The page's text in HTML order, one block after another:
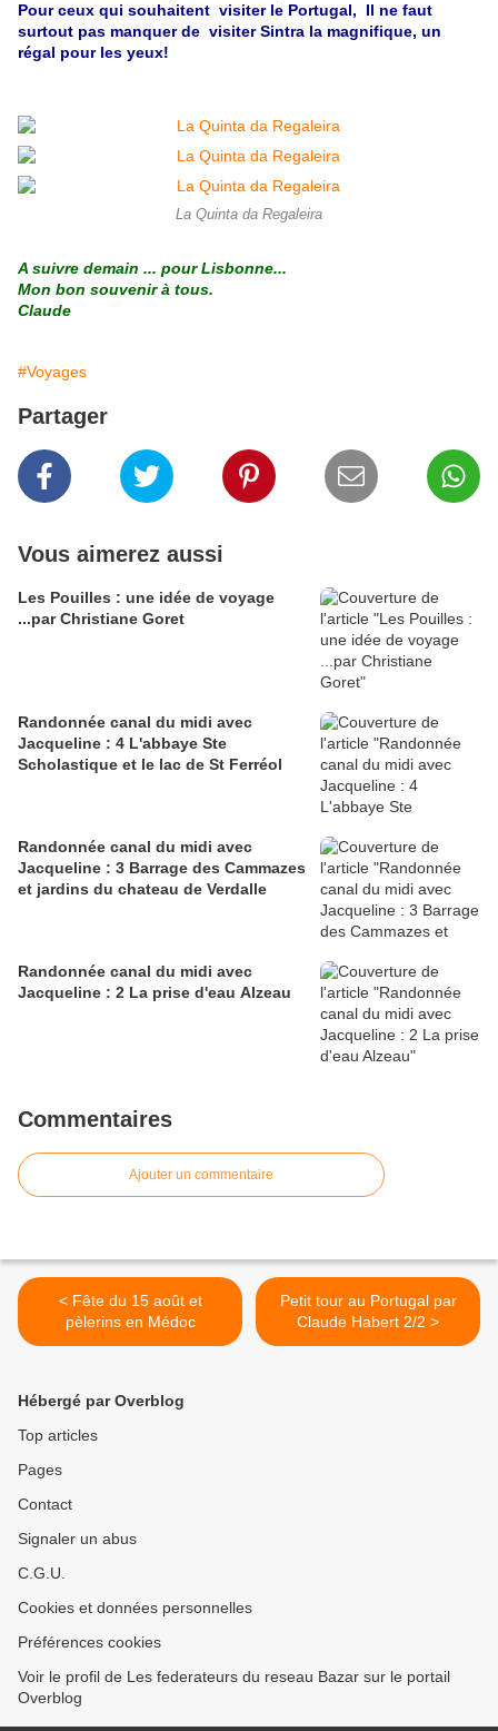
Pour ceux qui souhaitent visiter le Portugal, Il ne faut
surtout pas manquer de visiter Sintra la magnifique, un
régal pour les yeux!
La Quinta da Regaleira
A suivre demain ... pour Lisbonne...
Mon bon souvenir à tous.
Claude
#Voyages
Partager
Vous aimerez aussi
Les Pouilles : une idée de voyage
...par Christiane Goret
Randonnée canal du midi avec
Jacqueline : 4 L'abbaye Ste
Scholastique et le lac de St Ferréol
Randonnée canal du midi avec
Jacqueline : 3 Barrage des Cammazes
et jardins du chateau de Verdalle
Randonnée canal du midi avec
Jacqueline : 2 La prise d'eau Alzeau
Commentaires
Ajouter un commentaire
< Fête du 15 août et
pèlerins en Médoc
Petit tour au Portugal par
Claude Habert 2/2 >
Hébergé par Overblog
Top articles
Pages
Contact
Signaler un abus
C.G.U.
Cookies et données personnelles
Préférences cookies
Voir le profil de Les federateurs du reseau Bazar sur le portail
Overblog